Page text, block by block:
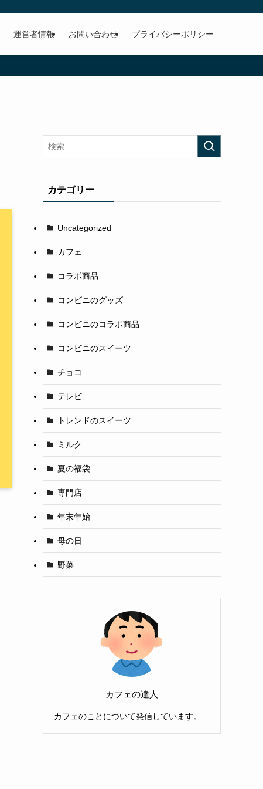
運営者情報 お問い合わせ プライバシーポリシー
カテゴリー
Uncategorized
カフェ
コラボ商品
コンビニのグッズ
コンビニのコラボ商品
コンビニのスイーツ
チョコ
テレビ
トレンドのスイーツ
ミルク
夏の福袋
専門店
年末年始
母の日
野菜
カフェの達人
カフェのことについて発信しています。